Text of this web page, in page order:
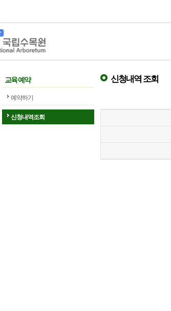
교육 예약
예약하기
신청내역조회
신청내역 조회